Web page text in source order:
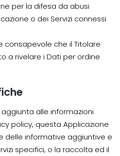
per la difesa da abusi
o dei Servizi connessi
consapevole che il Titolare
a rivelare i Dati per ordine
aggiunta alle informazioni
policy, questa Applicazione
delle informative aggiuntive e
specifici, o la raccolta ed il